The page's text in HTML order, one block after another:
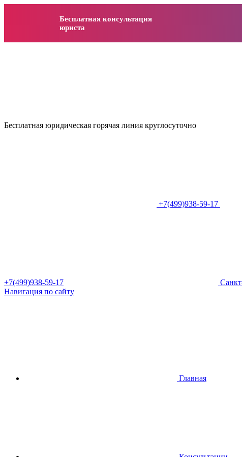
Бесплатная консультация
юриста
Бесплатная юридическая горячая линия круглосуточно
+7(499)938-59-17
+7(499)938-59-17
Навигация по сайту
Главная